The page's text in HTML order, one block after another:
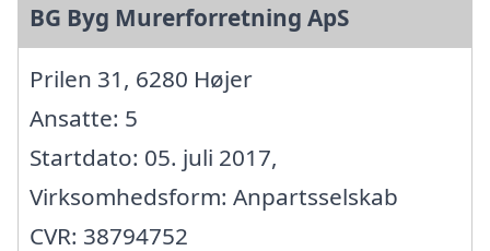
BG Byg Murerforretning ApS
Prilen 31, 6280 Højer
Ansatte: 5
Startdato: 05. juli 2017,
Virksomhedsform: Anpartsselskab
CVR: 38794752